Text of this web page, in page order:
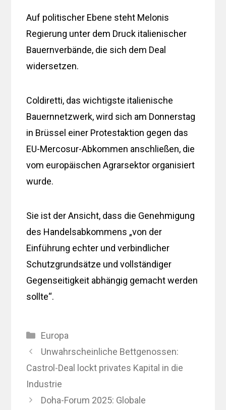
Auf politischer Ebene steht Melonis
Regierung unter dem Druck italienischer
Bauernverbände, die sich dem Deal
widersetzen.
Coldiretti, das wichtigste italienische
Bauernnetzwerk, wird sich am Donnerstag
in Brüssel einer Protestaktion gegen das
EU-Mercosur-Abkommen anschließen, die
vom europäischen Agrarsektor organisiert
wurde.
Sie ist der Ansicht, dass die Genehmigung
des Handelsabkommens „von der
Einführung echter und verbindlicher
Schutzgrundsätze und vollständiger
Gegenseitigkeit abhängig gemacht werden
sollte“.
Kategorien
Europa
Unwahrscheinliche Bettgenossen:
Castrol-Deal lockt privates Kapital in die
Industrie
Doha-Forum 2025: Globale